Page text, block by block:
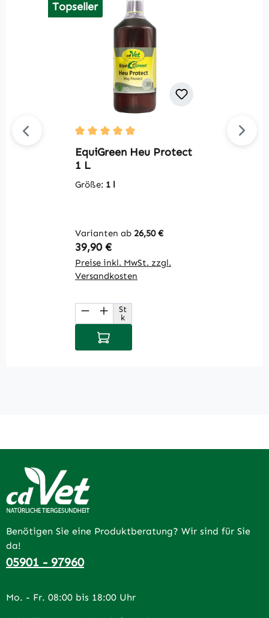
Topseller
Durchschnittliche Bewertung von 5 von 5
EquiGreen Heu Protect
1 L
Größe: 1 l
Varianten ab 26,50 €
Regulärer Preis:
39,90 €
Preise inkl. MwSt. zzgl.
Versandkosten
Produkt Anzahl: Gib den
St
k
In den Warenkorb
Benötigen Sie eine Produktberatung? Wir sind für Sie
da!
05901 - 97960
Mo. - Fr. 08:00 bis 18:00 Uhr